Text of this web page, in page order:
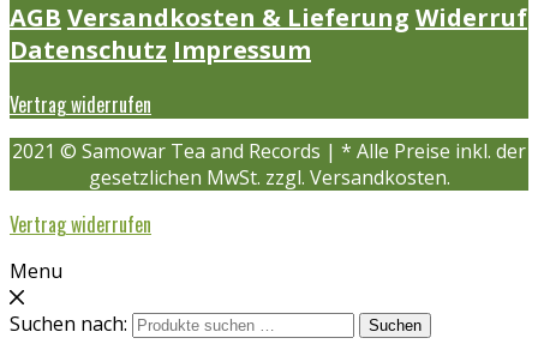
AGB Versandkosten & Lieferung Widerruf
Datenschutz Impressum
Vertrag widerrufen
2021 © Samowar Tea and Records | * Alle Preise inkl. der
gesetzlichen MwSt. zzgl. Versandkosten.
Vertrag widerrufen
Menu
Suchen nach:
Suchen